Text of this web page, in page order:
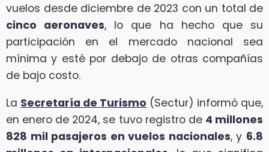
vuelos desde diciembre de 2023 con un total de
cinco aeronaves, lo que ha hecho que su
participación en el mercado nacional sea
mínima y esté por debajo de otras compañías
de bajo costo.
La Secretaría de Turismo (Sectur) informó que,
en enero de 2024, se tuvo registro de 4 millones
828 mil pasajeros en vuelos nacionales, y 6.8